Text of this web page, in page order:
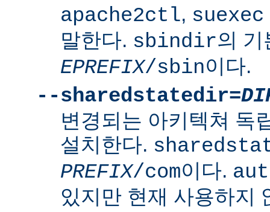
apache2ctl, suexec
말한다. sbindir의 기
EPREFIX/sbin이다.
--sharedstatedir=
변경되는 아키텍쳐 독
설치한다.
PREFIX/com이다.
있지만 현재 사용하지